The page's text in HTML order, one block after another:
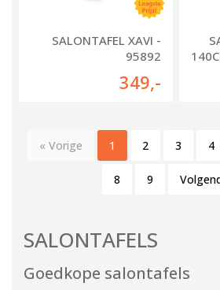
SALONTAFEL XAVI -
95892
349,-
« Vorige 1 2 3 4
8 9
SALONTAFELS
Goedkope salontafels